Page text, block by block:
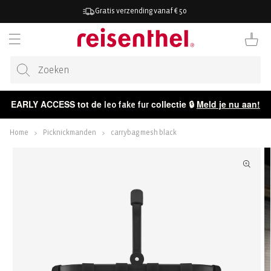
Gratis verzending vanaf € 50
EARLY ACCESS tot de leo fake fur collectie 🔒 Meld je nu aan!
Home Picknickmanden carrybag mesh black